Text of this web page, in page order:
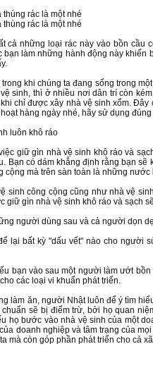
rác là một nhé
rác là một nhé
cả những loại rác này vào bồn cầu
làm những hành động này khiến
trong khi chúng ta đang sống trong
sinh, thì ở nhiều nơi dân trí còn
chỉ được xây nhà vệ sinh xổm.
hàng ngày nhé, hãy sử dụng
luôn khô ráo
giữ gìn nhà vệ sinh khô ráo và
Bạn có dám khẳng định rằng bạn
cộng mà trên sàn toàn là những
sinh công cộng cũng như nhà vệ
giữ gìn nhà vệ sinh khô ráo và sạch
người dùng sau và cả người dọn
lại bất kỳ "dấu vết" nào cho người
bạn vào sau một người làm ướt
các loại vi khuẩn phát triển.
làm ăn, người Nhật luôn để ý tìm
sẽ bị điểm trừ, bởi họ quan
họ bước vào nhà vệ sinh của một
doanh nghiệp và tâm trạng của
mà còn góp phần phát triển cho cả